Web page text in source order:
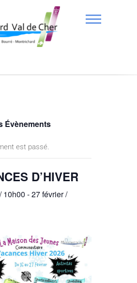
Évènements
est passé.
D’HIVER
10h00 -27 février /